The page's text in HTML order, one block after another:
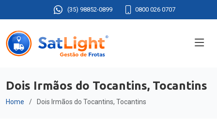
(35) 98852-0899 0800 026 0707
Dois Irmãos do Tocantins, Tocantins
Home Dois Irmãos do Tocantins, Tocantins